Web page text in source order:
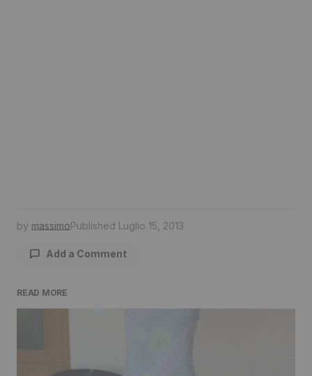
by massimoPublished Luglio 15, 2013
Add a Comment
Comment*
READ MORE